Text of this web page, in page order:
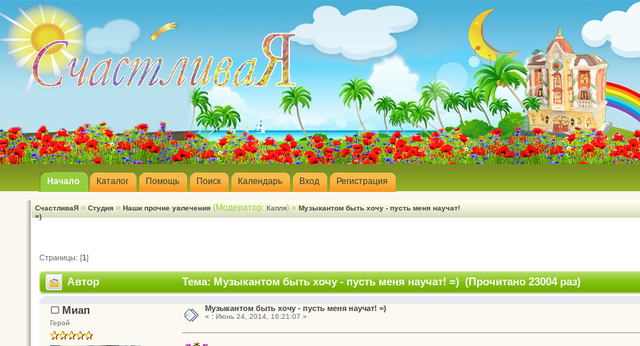
Начало Каталог Помощь Поиск Календарь Вход Регистрация
СчастливаЯ » Студия » Наши прочие увлечения (Модератор: Капля) » Музыкантом быть хочу - пусть меня научат!
=)
Страницы: [1]
Автор Тема: Музыкантом быть хочу - пусть меня научат! =) (Прочитано 23004 раз)
Миап
Герой
Музыкантом быть хочу - пусть меня научат! =)
« :Июнь 24, 2014, 16:21:07 »